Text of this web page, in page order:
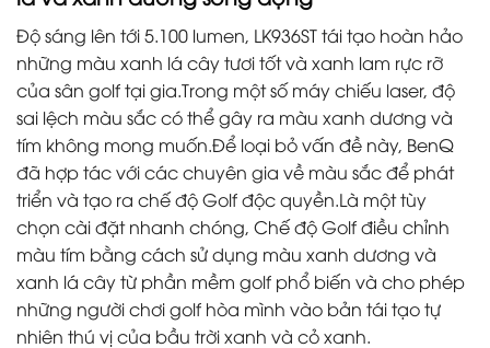
Độ sáng lên tới 5.100 lumen, LK936ST tái tạo hoàn hảo
những màu xanh lá cây tươi tốt và xanh lam rực rỡ
của sân golf tại gia.Trong một số máy chiếu laser, độ
sai lệch màu sắc có thể gây ra màu xanh dương và
tím không mong muốn.Để loại bỏ vấn đề này, BenQ
đã hợp tác với các chuyên gia về màu sắc để phát
triển và tạo ra chế độ Golf độc quyền.Là một tùy
chọn cài đặt nhanh chóng, Chế độ Golf điều chỉnh
màu tím bằng cách sử dụng màu xanh dương và
xanh lá cây từ phần mềm golf phổ biến và cho phép
những người chơi golf hòa mình vào bản tái tạo tự
nhiên thú vị của bầu trời xanh và cỏ xanh.